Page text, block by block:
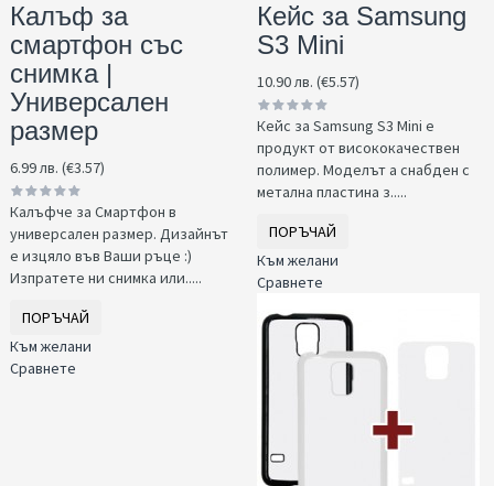
Калъф за
смартфон със
снимка |
Универсален
размер
6.99 лв. (€3.57)
Калъфче за Смартфон в
универсален размер. Дизайнът
е изцяло във Ваши ръце :)
Изпратете ни снимка или.....
ПОРЪЧАЙ
Към желани
Сравнете
Кейс за Samsung
S3 Mini
10.90 лв. (€5.57)
Кейс за Samsung S3 Mini е
продукт от висококачествен
полимер. Моделът а снабден с
метална пластина з.....
ПОРЪЧАЙ
Към желани
Сравнете